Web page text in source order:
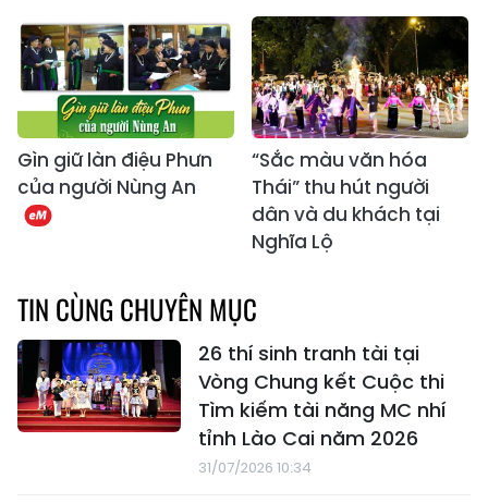
Gìn giữ làn điệu Phưn
của người Nùng An
“Sắc màu văn hóa
Thái” thu hút người
dân và du khách tại
Nghĩa Lộ
TIN CÙNG CHUYÊN MỤC
26 thí sinh tranh tài tại
Vòng Chung kết Cuộc thi
Tìm kiếm tài năng MC nhí
tỉnh Lào Cai năm 2026
31/07/2026 10:34